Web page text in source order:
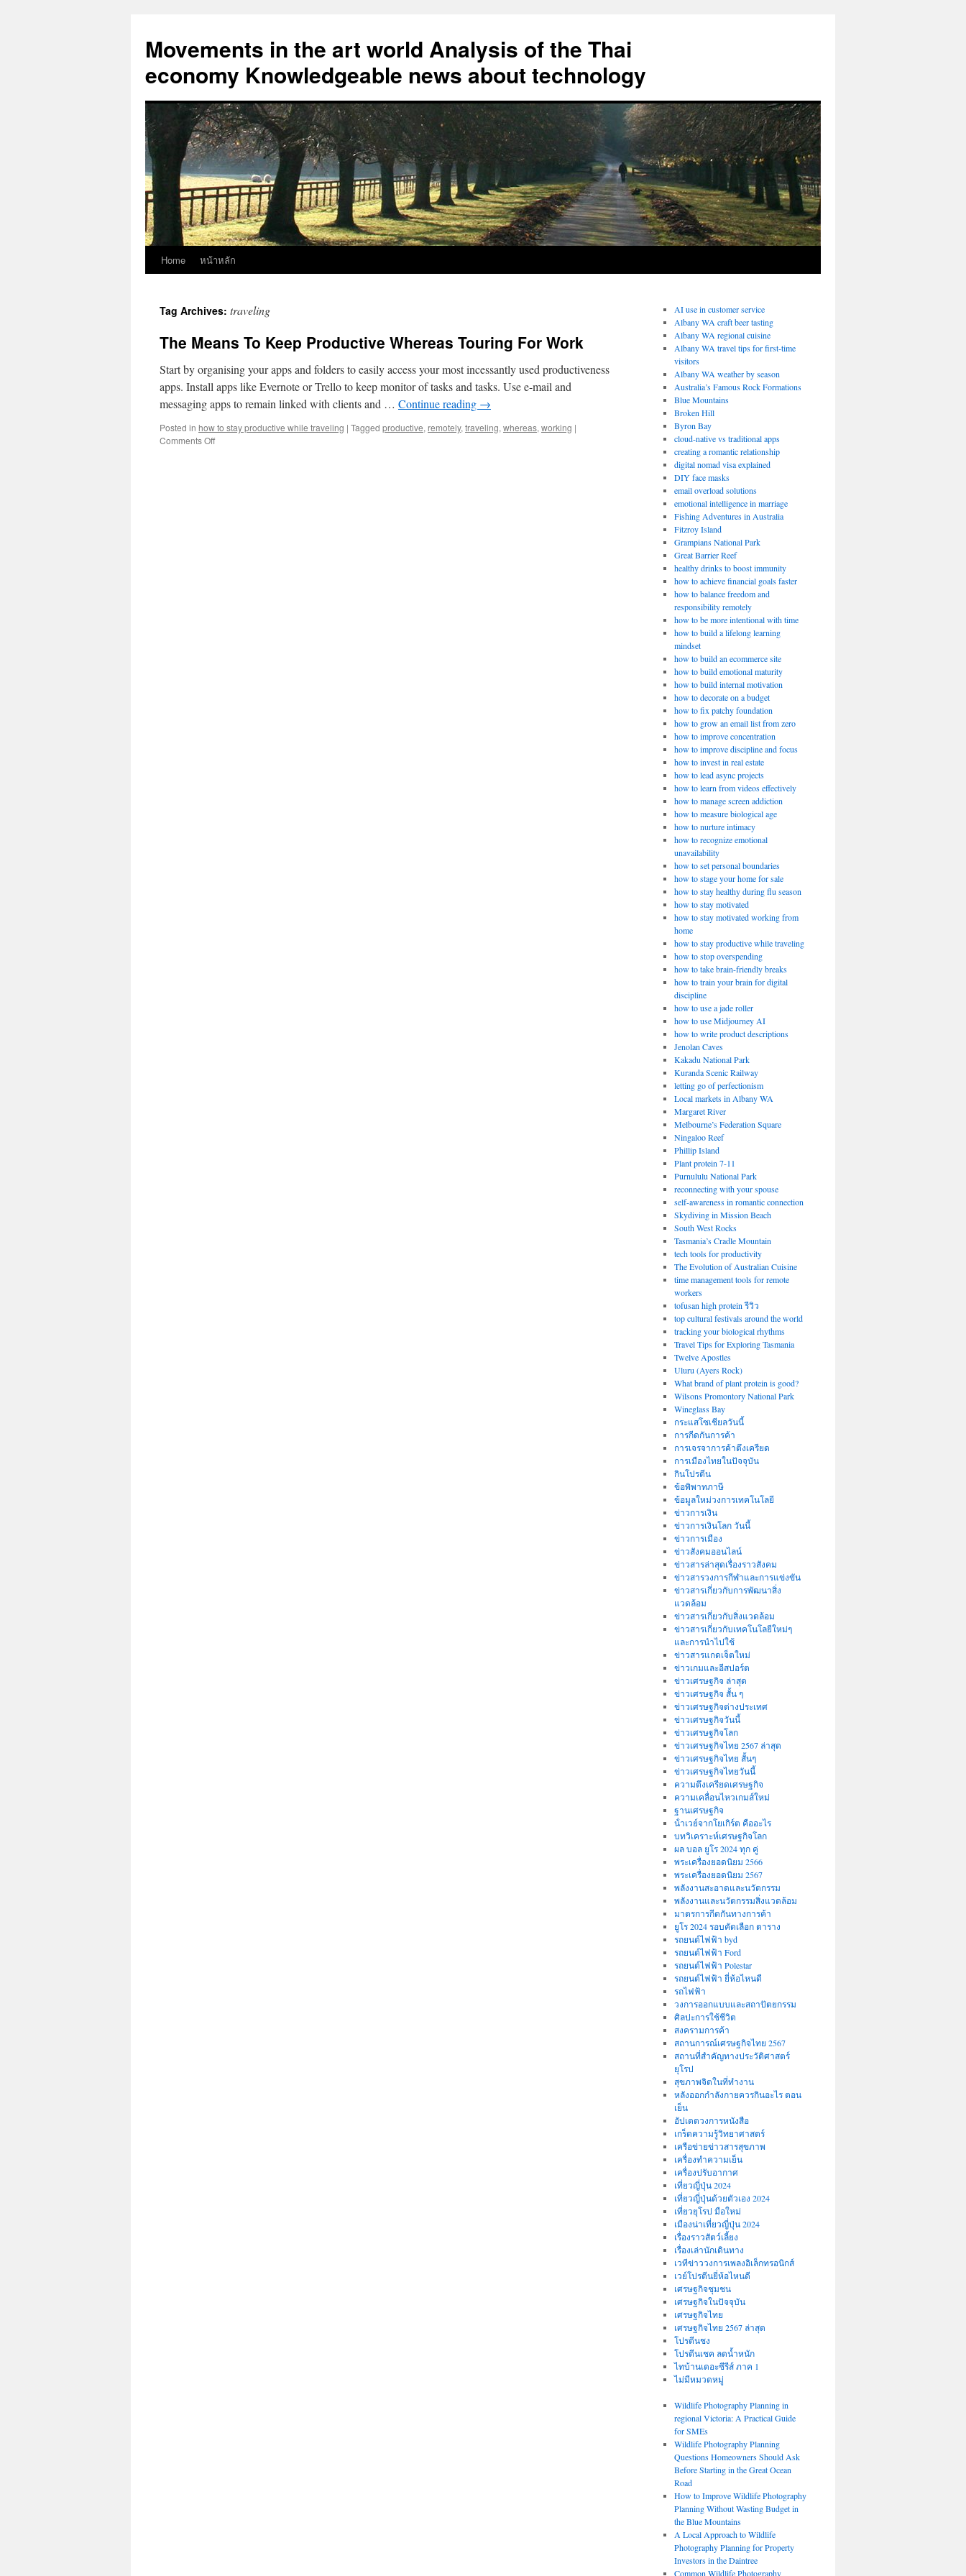
content
Movements in the art world Analysis of the Thai
economy Knowledgeable news about technology
Home หน้าหลัก
Tag Archives: traveling
The Means To Keep Productive Whereas Touring For Work
Start by organising your apps and folders to easily access your most incessantly used productiveness
apps. Install apps like Evernote or Trello to keep monitor of tasks and tasks. Use e-mail and
messaging apps to remain linked with clients and … Continue reading →
Posted in how to stay productive while traveling | Tagged productive, remotely, traveling, whereas, working |
Comments Offon
AI use in customer service
Albany WA craft beer tasting
Albany WA regional cuisine
Albany WA travel tips for first-time
visitors
Albany WA weather by season
Australia’s Famous Rock Formations
Blue Mountains
Broken Hill
Byron Bay
cloud-native vs traditional apps
creating a romantic relationship
digital nomad visa explained
DIY face masks
email overload solutions
emotional intelligence in marriage
Fishing Adventures in Australia
Fitzroy Island
Grampians National Park
Great Barrier Reef
healthy drinks to boost immunity
how to achieve financial goals faster
how to balance freedom and
responsibility remotely
how to be more intentional with time
how to build a lifelong learning
mindset
how to build an ecommerce site
how to build emotional maturity
how to build internal motivation
how to decorate on a budget
how to fix patchy foundation
how to grow an email list from zero
how to improve concentration
how to improve discipline and focus
how to invest in real estate
how to lead async projects
how to learn from videos effectively
how to manage screen addiction
how to measure biological age
how to nurture intimacy
how to recognize emotional
unavailability
how to set personal boundaries
how to stage your home for sale
how to stay healthy during flu season
how to stay motivated
how to stay motivated working from
home
how to stay productive while traveling
how to stop overspending
how to take brain-friendly breaks
how to train your brain for digital
discipline
how to use a jade roller
how to use Midjourney AI
how to write product descriptions
Jenolan Caves
Kakadu National Park
Kuranda Scenic Railway
letting go of perfectionism
Local markets in Albany WA
Margaret River
Melbourne’s Federation Square
Ningaloo Reef
Phillip Island
Plant protein 7-11
Purnululu National Park
reconnecting with your spouse
self-awareness in romantic connection
Skydiving in Mission Beach
South West Rocks
Tasmania’s Cradle Mountain
tech tools for productivity
The Evolution of Australian Cuisine
time management tools for remote
workers
tofusan high protein รีวิว
top cultural festivals around the world
tracking your biological rhythms
Travel Tips for Exploring Tasmania
Twelve Apostles
Uluru (Ayers Rock)
What brand of plant protein is good?
Wilsons Promontory National Park
Wineglass Bay
กระแสโซเชียลวันนี้
การกีดกันการค้า
การเจรจาการค้าตึงเครียด
การเมืองไทยในปัจจุบัน
กินโปรตีน
ข้อพิพาทภาษี
ข้อมูลใหม่วงการเทคโนโลยี
ข่าวการเงิน
ข่าวการเงินโลก วันนี้
ข่าวการเมือง
ข่าวสังคมออนไลน์
ข่าวสารล่าสุดเรื่องราวสังคม
ข่าวสารวงการกีฬาและการแข่งขัน
ข่าวสารเกี่ยวกับการพัฒนาสิ่ง
แวดล้อม
ข่าวสารเกี่ยวกับสิ่งแวดล้อม
ข่าวสารเกี่ยวกับเทคโนโลยีใหม่ๆ
และการนำไปใช้
ข่าวสารแกดเจ็ตใหม่
ข่าวเกมและอีสปอร์ต
ข่าวเศรษฐกิจ ล่าสุด
ข่าวเศรษฐกิจ สั้น ๆ
ข่าวเศรษฐกิจต่างประเทศ
ข่าวเศรษฐกิจวันนี้
ข่าวเศรษฐกิจโลก
ข่าวเศรษฐกิจไทย 2567 ล่าสุด
ข่าวเศรษฐกิจไทย สั้นๆ
ข่าวเศรษฐกิจไทยวันนี้
ความตึงเครียดเศรษฐกิจ
ความเคลื่อนไหวเกมส์ใหม่
ฐานเศรษฐกิจ
น้ําเวย์จากโยเกิร์ต คืออะไร
บทวิเคราะห์เศรษฐกิจโลก
ผล บอล ยูโร 2024 ทุก คู่
พระเครื่องยอดนิยม 2566
พระเครื่องยอดนิยม 2567
พลังงานสะอาดและนวัตกรรม
พลังงานและนวัตกรรมสิ่งแวดล้อม
มาตรการกีดกันทางการค้า
ยูโร 2024 รอบคัดเลือก ตาราง
รถยนต์ไฟฟ้า byd
รถยนต์ไฟฟ้า Ford
รถยนต์ไฟฟ้า Polestar
รถยนต์ไฟฟ้า ยี่ห้อไหนดี
รถไฟฟ้า
วงการออกแบบและสถาปัตยกรรม
ศิลปะการใช้ชีวิต
สงครามการค้า
สถานการณ์เศรษฐกิจไทย 2567
สถานที่สําคัญทางประวัติศาสตร์
ยุโรป
สุขภาพจิตในที่ทำงาน
หลังออกกําลังกายควรกินอะไร ตอน
เย็น
อัปเดตวงการหนังสือ
เกร็ดความรู้วิทยาศาสตร์
เครือข่ายข่าวสารสุขภาพ
เครื่องทำความเย็น
เครื่องปรับอากาศ
เที่ยวญี่ปุ่น 2024
เที่ยวญี่ปุ่นด้วยตัวเอง 2024
เที่ยวยุโรป มือใหม่
เมืองน่าเที่ยวญี่ปุ่น 2024
เรื่องราวสัตว์เลี้ยง
เรื่องเล่านักเดินทาง
เวทีข่าววงการเพลงอิเล็กทรอนิกส์
เวย์โปรตีนยี่ห้อไหนดี
เศรษฐกิจชุมชน
เศรษฐกิจในปัจจุบัน
เศรษฐกิจไทย
เศรษฐกิจไทย 2567 ล่าสุด
โปรตีนชง
โปรตีนเชค ลดน้ำหนัก
ไทบ้านเดอะซีรีส์ ภาค 1
ไม่มีหมวดหมู่
Wildlife Photography Planning in
regional Victoria: A Practical Guide
for SMEs
Wildlife Photography Planning
Questions Homeowners Should Ask
Before Starting in the Great Ocean
Road
How to Improve Wildlife Photography
Planning Without Wasting Budget in
the Blue Mountains
A Local Approach to Wildlife
Photography Planning for Property
Investors in the Daintree
Common Wildlife Photography